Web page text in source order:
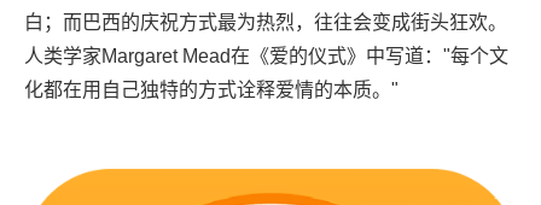
白；而巴西的庆祝方式最为热烈，往往会变成街头狂欢。
人类学家Margaret Mead在《爱的仪式》中写道："每个文
化都在用自己独特的方式诠释爱情的本质。"